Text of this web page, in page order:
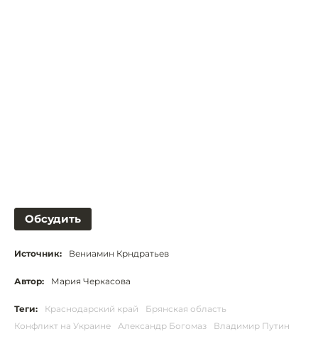
Обсудить
Источник: Вениамин Крндратьев
Автор: Мария Черкасова
Теги: Краснодарский край
Брянская область
Конфликт на Украине
Александр Богомаз Владимир Путин